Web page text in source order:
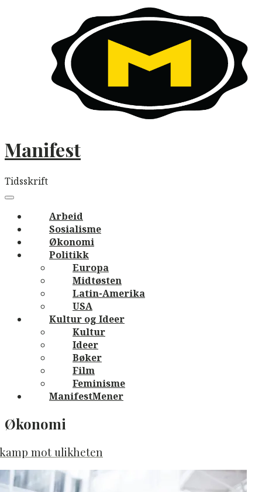
Manifest
Tidsskrift
navigation
Menu
Arbeid
Sosialisme
Økonomi
Politikk
Europa
Midtøsten
Latin-Amerika
USA
Kultur og Ideer
Kultur
Ideer
Bøker
Film
Feminisme
ManifestMener
Økonomi
mot ulikheten